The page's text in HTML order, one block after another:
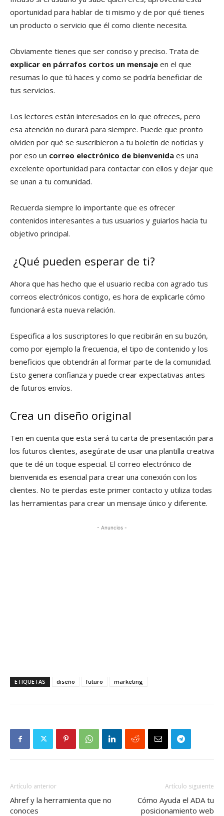
oportunidad para hablar de ti mismo y de por qué tienes
un producto o servicio que él como cliente necesita.
Obviamente tienes que ser conciso y preciso. Trata de
explicar en párrafos cortos un mensaje en el que
resumas lo que tú haces y como se podría beneficiar de
tus servicios.
Los lectores están interesados en lo que ofreces, pero
esa atención no durará para siempre. Puede que pronto
olviden por qué se suscribieron a tu boletín de noticias y
por eso un correo electrónico de bienvenida es una
excelente oportunidad para contactar con ellos y dejar que
se unan a tu comunidad.
Recuerda siempre lo importante que es ofrecer
contenidos interesantes a tus usuarios y guiarlos hacia tu
objetivo principal.
¿Qué pueden esperar de ti?
Ahora que has hecho que el usuario reciba con agrado tus
correos electrónicos contigo, es hora de explicarle cómo
funcionará esta nueva relación.
Especifica a los suscriptores lo que recibirán en su buzón,
como por ejemplo la frecuencia, el tipo de contenido y los
beneficios que obtendrán al formar parte de la comunidad.
Esto genera confianza y puede crear expectativas antes
de futuros envíos.
Crea un diseño original
Ten en cuenta que esta será tu carta de presentación para
los futuros clientes, asegúrate de usar una plantilla creativa
que te dé un toque especial. El correo electrónico de
bienvenida es esencial para crear una conexión con los
clientes. No te pierdas este primer contacto y utiliza todas
las herramientas para crear un mensaje único y diferente.
- Anuncios -
ETIQUETAS diseño futuro marketing
Artículo anterior
Ahref y la herramienta que no
conoces
Artículo siguiente
Cómo Ayuda el ADA tu
posicionamiento web